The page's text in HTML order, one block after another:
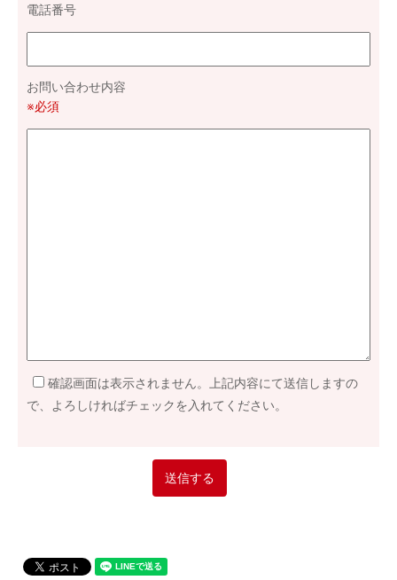
電話番号
お問い合わせ内容
※必須
確認画面は表示されません。上記内容にて送信しますの
で、よろしければチェックを入れてください。